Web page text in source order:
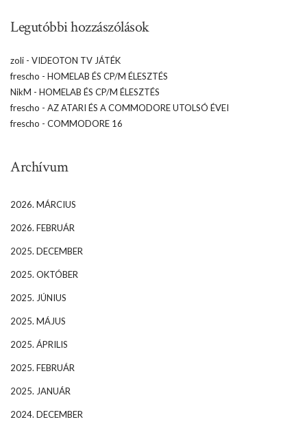
Legutóbbi hozzászólások
zoli - VIDEOTON TV JÁTÉK
frescho - HOMELAB ÉS CP/M ÉLESZTÉS
NikM - HOMELAB ÉS CP/M ÉLESZTÉS
frescho - AZ ATARI ÉS A COMMODORE UTOLSÓ ÉVEI
frescho - COMMODORE 16
Archívum
2026. MÁRCIUS
2026. FEBRUÁR
2025. DECEMBER
2025. OKTÓBER
2025. JÚNIUS
2025. MÁJUS
2025. ÁPRILIS
2025. FEBRUÁR
2025. JANUÁR
2024. DECEMBER